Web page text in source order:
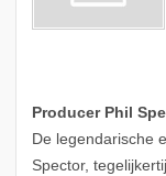
Producer Phil
De legendarische
Spector,